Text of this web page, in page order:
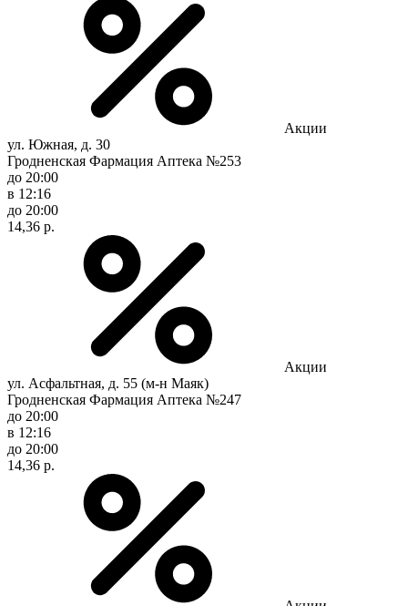
Акции
ул. Южная, д. 30
Гродненская Фармация Аптека №253
до 20:00
в 12:16
до 20:00
14,36 р.
Акции
ул. Асфальтная, д. 55 (м-н Маяк)
Гродненская Фармация Аптека №247
до 20:00
в 12:16
до 20:00
14,36 р.